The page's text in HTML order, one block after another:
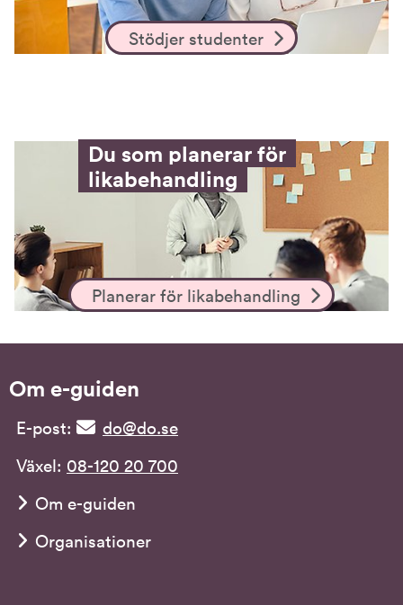
Stödjer studenter
Du som planerar för
likabehandling
Planerar för likabehandling
Om e-guiden
E-post:
do@do.se
Växel: 08-120 20 700
Om e-guiden
Organisationer